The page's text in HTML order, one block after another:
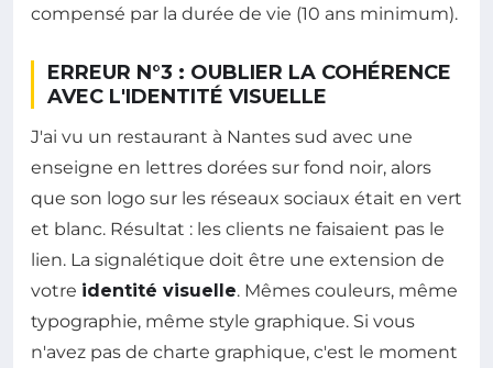
compensé par la durée de vie (10 ans minimum).
ERREUR N°3 : OUBLIER LA COHÉRENCE
AVEC L'IDENTITÉ VISUELLE
J'ai vu un restaurant à Nantes sud avec une
enseigne en lettres dorées sur fond noir, alors
que son logo sur les réseaux sociaux était en vert
et blanc. Résultat : les clients ne faisaient pas le
lien. La signalétique doit être une extension de
votre identité visuelle. Mêmes couleurs, même
typographie, même style graphique. Si vous
n'avez pas de charte graphique, c'est le moment